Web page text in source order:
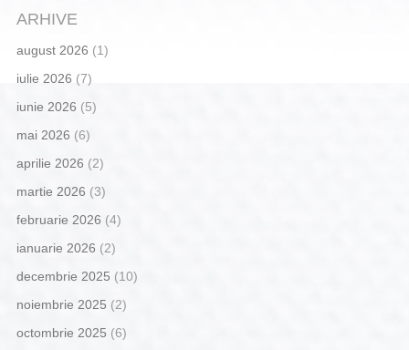
ARHIVE
august 2026 (1)
iulie 2026 (7)
iunie 2026 (5)
mai 2026 (6)
aprilie 2026 (2)
martie 2026 (3)
februarie 2026 (4)
ianuarie 2026 (2)
decembrie 2025 (10)
noiembrie 2025 (2)
octombrie 2025 (6)